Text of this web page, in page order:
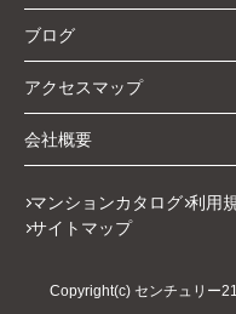
ブログ
アクセスマップ
会社概要
マンションカタログ 利用
サイトマップ
Copyright(c) センチュリー